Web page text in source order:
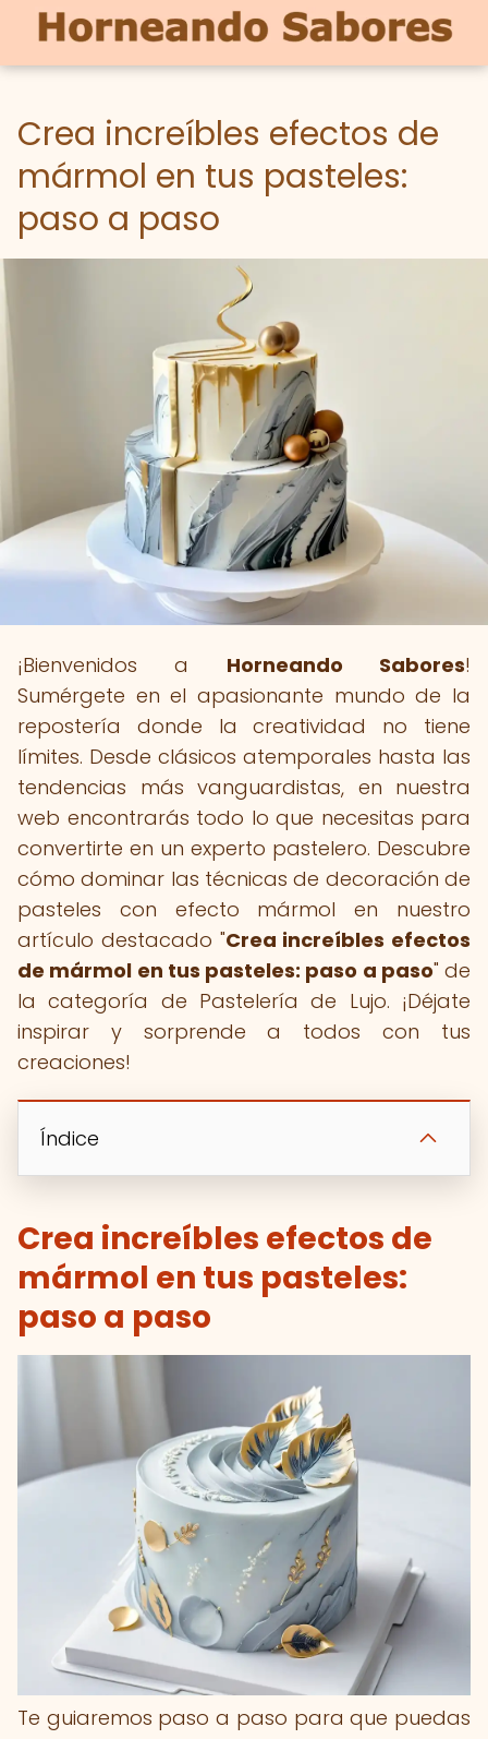
Crea increíbles efectos de
mármol en tus pasteles:
paso a paso
¡Bienvenidos a Horneando Sabores!
Sumérgete en el apasionante mundo de la
repostería donde la creatividad no tiene
límites. Desde clásicos atemporales hasta las
tendencias más vanguardistas, en nuestra
web encontrarás todo lo que necesitas para
convertirte en un experto pastelero. Descubre
cómo dominar las técnicas de decoración de
pasteles con efecto mármol en nuestro
artículo destacado "Crea increíbles efectos
de mármol en tus pasteles: paso a paso" de
la categoría de Pastelería de Lujo. ¡Déjate
inspirar y sorprende a todos con tus
creaciones!
Índice
Crea increíbles efectos de
mármol en tus pasteles:
paso a paso
Te guiaremos paso a paso para que puedas